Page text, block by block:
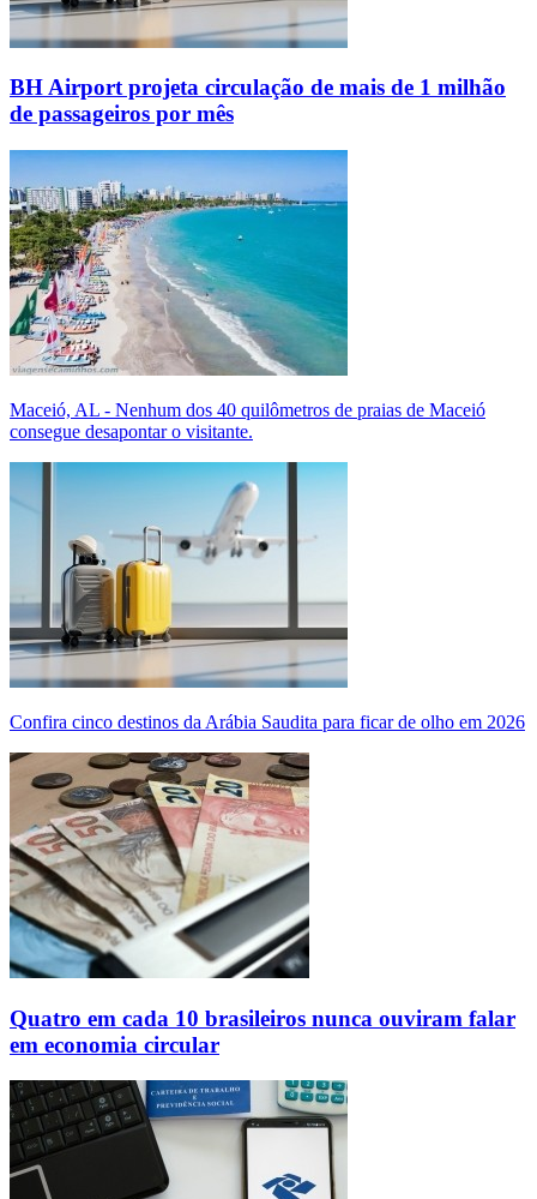
BH Airport projeta circulação de mais de 1 milhão
de passageiros por mês
Maceió, AL - Nenhum dos 40 quilômetros de praias de Maceió
consegue desapontar o visitante.
Confira cinco destinos da Arábia Saudita para ficar de olho em 2026
Quatro em cada 10 brasileiros nunca ouviram falar
em economia circular